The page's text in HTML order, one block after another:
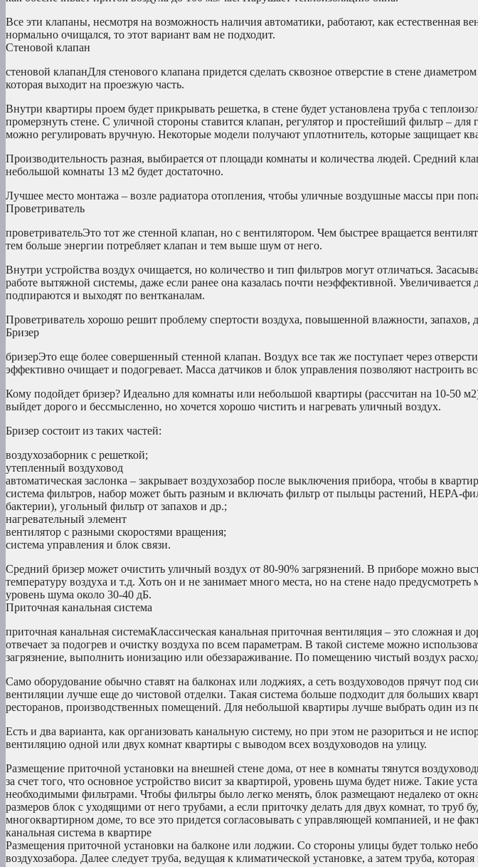
Все эти клапаны, несмотря на возможность наличия автоматики, работают, как естественная
нормально очищался, то этот вариант вам не подходит.
Стеновой клапан
стеновой клапанДля стенового клапана придется сделать сквозное отверстие в стене
которая выходит на проезжую часть.
Внутри квартиры проем будет прикрывать решетка, в стене будет установлена труба с
промерзнуть стене. С уличной стороны ставится клапан, регулятор и простейший фильтр –
можно регулировать вручную. Некоторые модели получают уплотнитель, которые защищает
Производительность разная, выбирается от площади комнаты и количества людей. Средний
небольшой комнаты 13 м2 будет достаточно.
Лучшее место монтажа – возле радиатора отопления, чтобы уличные воздушные массы при
Проветриватель
проветривательЭто тот же стенной клапан, но с вентилятором. Чем быстрее вращается
тем больше энергии потребляет клапан и тем выше шум от него.
Внутри устройства воздух очищается, но количество и тип фильтров могут отличаться.
работе вытяжной системы, даже если ранее она казалась почти неэффективной.
подпираются и выходят по вентканалам.
Проветриватель хорошо решит проблему спертости воздуха, повышенной влажности, запахов,
Бризер
бризерЭто еще более совершенный стенной клапан. Воздух все так же поступает через
эффективно очищает и подогревает. Масса датчиков и блок управления позволяют настроить
Кому подойдет бризер? Идеально для комнаты или небольшой квартиры (рассчитан на 10-50
выйдет дорого и бессмысленно, но хочется хорошо чистить и нагревать уличный воздух.
Бризер состоит из таких частей:
воздухозаборник с решеткой;
утепленный воздуховод
автоматическая заслонка – закрывает воздухозабор после выключения прибора, чтобы в
система фильтров, набор может быть разным и включать фильтр от пыльцы растений, HEPA-
бактерии), угольный фильтр от запахов и др.;
нагревательный элемент
вентилятор с разными скоростями вращения;
система управления и блок связи.
Средний бризер может очистить уличный воздух от 80-90% загрязнений. В приборе можно
температуру воздуха и т.д. Хоть он и не занимает много места, но на стене надо
уровень шума около 30-40 дБ.
Приточная канальная система
приточная канальная системаКлассическая канальная приточная вентиляция – это сложная и
отвечает за подогрев и очистку воздуха по всем параметрам. В такой системе можно
загрязнение, выполнить ионизацию или обеззараживание. По помещению чистый воздух
Само оборудование обычно ставят на балконах или лоджиях, а сеть воздуховодов прячут под
вентиляции лучше еще до чистовой отделки. Такая система больше подходит для больших
ресторанов, производственных помещений. Для небольшой квартиры лучше выбрать один из
Есть и два варианта, как организовать канальную систему, но при этом не разориться и не
вентиляцию одной или двух комнат квартиры с выводом всех воздуховодов на улицу.
Размещение приточной установки на внешней стене дома, от нее в комнаты тянутся
за счет того, что основное устройство висит за квартирой, уровень шума будет ниже. Такие
необходимыми фильтрами. Чтобы фильтры было легко менять, блок размещают недалеко от
размеров блок с уходящими от него трубами, а если приточку делать для двух комнат, то труб
многоквартирном доме, то все это придется согласовывать с управляющей компанией, и не
канальная система в квартире
Размещения приточной установки на балконе или лоджии. Со стороны улицы будет только
воздухозабора. Далее следует труба, ведущая к климатической установке, а затем труба,